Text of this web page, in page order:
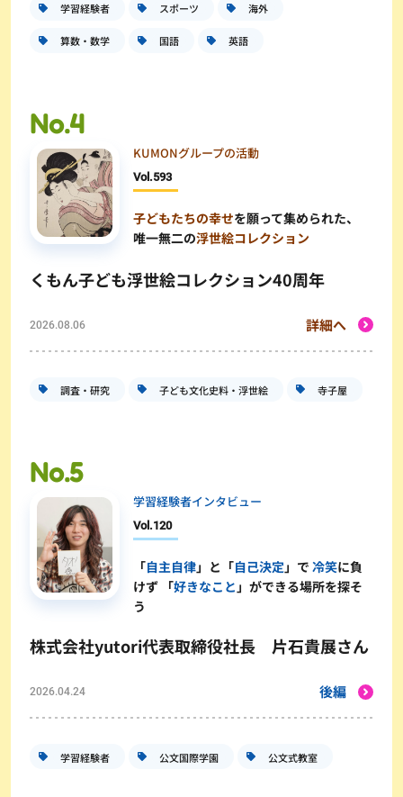
学習経験者 スポーツ 海外
算数・数学 国語 英語
KUMONグループの活動
Vol.593
子どもたちの幸せを願って集められた、
唯一無二の浮世絵コレクション
くもん子ども浮世絵コレクション40周年
2026.08.06 詳細へ
調査・研究 子ども文化史料・浮世絵 寺子屋
学習経験者インタビュー
Vol.120
「自主自律」と「自己決定」で冷笑に負
けず 「好きなこと」ができる場所を探そ
う
株式会社yutori代表取締役社長 片石貴展さん
2026.04.24 後編
学習経験者 公文国際学園 公文式教室